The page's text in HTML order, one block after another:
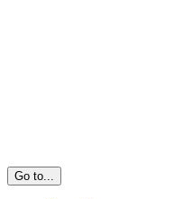
Go to...